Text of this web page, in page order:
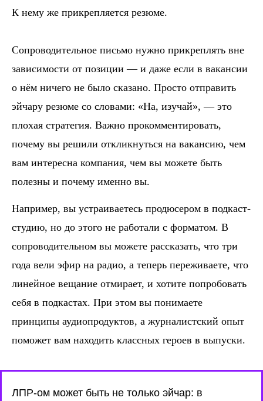
К нему же прикрепляется резюме.
Сопроводительное письмо нужно прикреплять вне
зависимости от позиции — и даже если в вакансии
о нём ничего не было сказано. Просто отправить
эйчару резюме со словами: «На, изучай», — это
плохая стратегия. Важно прокомментировать,
почему вы решили откликнуться на вакансию, чем
вам интересна компания, чем вы можете быть
полезны и почему именно вы.
Например, вы устраиваетесь продюсером в подкаст-
студию, но до этого не работали с форматом. В
сопроводительном вы можете рассказать, что три
года вели эфир на радио, а теперь переживаете, что
линейное вещание отмирает, и хотите попробовать
себя в подкастах. При этом вы понимаете
принципы аудиопродуктов, а журналистский опыт
поможет вам находить классных героев в выпуски.
ЛПР-ом может быть не только эйчар: в